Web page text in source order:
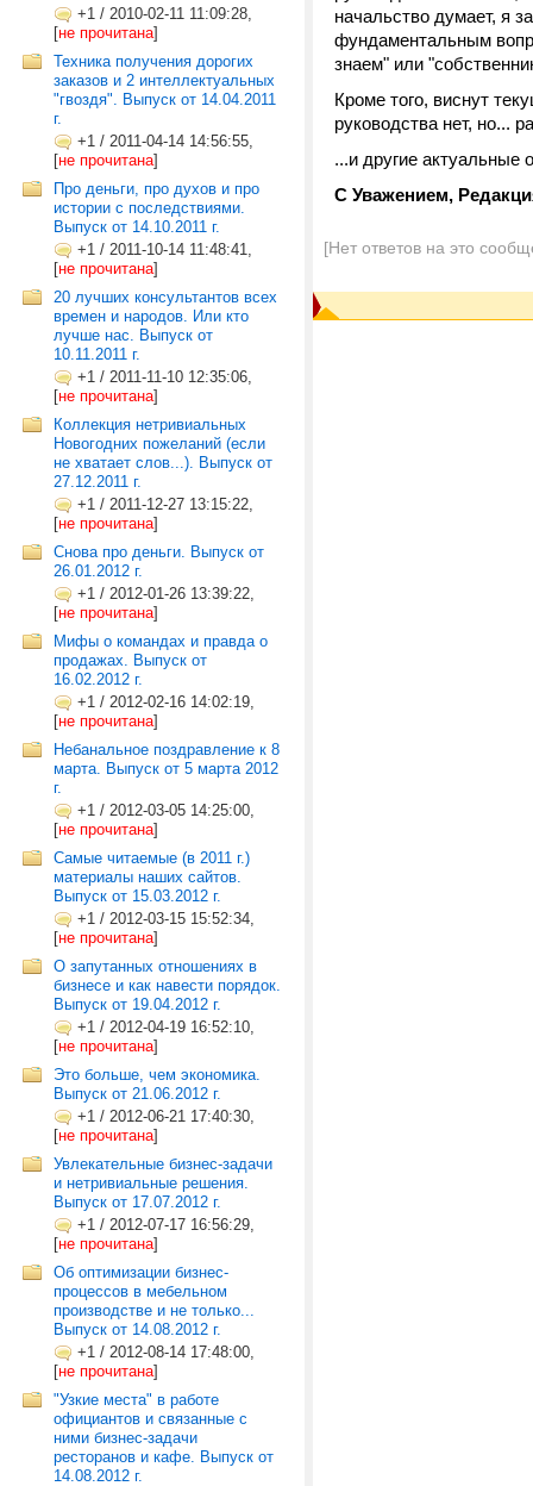
+1 / 2010-02-11 11:09:28,
[не прочитана]
Техника получения дорогих
заказов и 2 интеллектуальных
"гвоздя". Выпуск от 14.04.2011
г.
+1 / 2011-04-14 14:56:55,
[не прочитана]
Про деньги, про духов и про
истории с последствиями.
Выпуск от 14.10.2011 г.
+1 / 2011-10-14 11:48:41,
[не прочитана]
20 лучших консультантов всех
времен и народов. Или кто
лучше нас. Выпуск от
10.11.2011 г.
+1 / 2011-11-10 12:35:06,
[не прочитана]
Коллекция нетривиальных
Новогодних пожеланий (если
не хватает слов...). Выпуск от
27.12.2011 г.
+1 / 2011-12-27 13:15:22,
[не прочитана]
Снова про деньги. Выпуск от
26.01.2012 г.
+1 / 2012-01-26 13:39:22,
[не прочитана]
Мифы о командах и правда о
продажах. Выпуск от
16.02.2012 г.
+1 / 2012-02-16 14:02:19,
[не прочитана]
Небанальное поздравление к 8
марта. Выпуск от 5 марта 2012
г.
+1 / 2012-03-05 14:25:00,
[не прочитана]
Самые читаемые (в 2011 г.)
материалы наших сайтов.
Выпуск от 15.03.2012 г.
+1 / 2012-03-15 15:52:34,
[не прочитана]
О запутанных отношениях в
бизнесе и как навести порядок.
Выпуск от 19.04.2012 г.
+1 / 2012-04-19 16:52:10,
[не прочитана]
Это больше, чем экономика.
Выпуск от 21.06.2012 г.
+1 / 2012-06-21 17:40:30,
[не прочитана]
Увлекательные бизнес-задачи
и нетривиальные решения.
Выпуск от 17.07.2012 г.
+1 / 2012-07-17 16:56:29,
[не прочитана]
Об оптимизации бизнес-
процессов в мебельном
производстве и не только...
Выпуск от 14.08.2012 г.
+1 / 2012-08-14 17:48:00,
[не прочитана]
"Узкие места" в работе
официантов и связанные с
ними бизнес-задачи
ресторанов и кафе. Выпуск от
14.08.2012 г.
начальство думает, я
фундаментальным
знаем" или
Кроме того, виснут
руководства нет, но...
...и другие
С Уважением,
[Нет ответов на это